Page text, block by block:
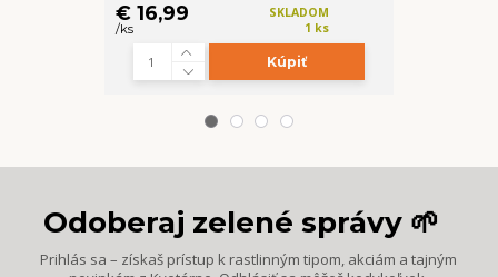
€ 16,99
/ks
SKLADOM
1 ks
Kúpiť
Odoberaj zelené správy 🌱
Prihlás sa – získaš prístup k rastlinným tipom, akciám a tajným